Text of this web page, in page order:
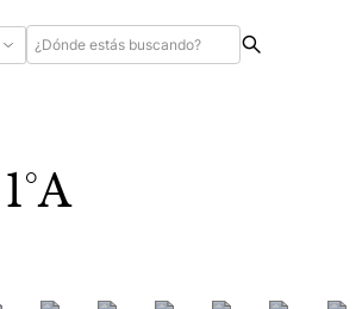
Av Libertador 12900 1°A